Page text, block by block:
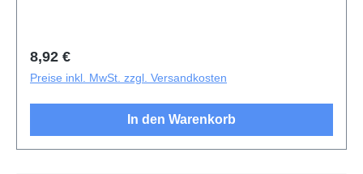
Regulärer Preis:
8,92 €
Preise inkl. MwSt. zzgl. Versandkosten
In den Warenkorb